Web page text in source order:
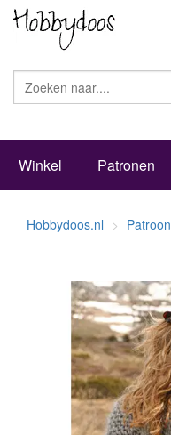
Winkel Patronen
Hobbydoos.nl Patroon